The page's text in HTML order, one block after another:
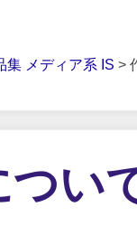
集 メディア系 IS >
い